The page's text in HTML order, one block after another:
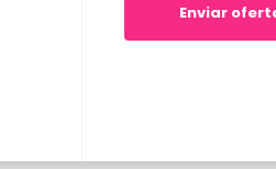
Enviar